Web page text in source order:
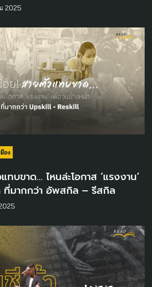
2025
อง
ทบขาด… ไหนล่ะโอกาส ‘แรงงาน’
ที่มากกว่า อัพสกิล – รีสกิล